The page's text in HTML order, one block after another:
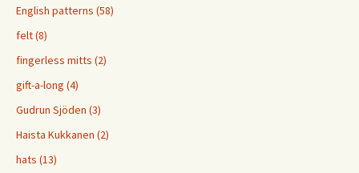
English patterns (58)
felt (8)
fingerless mitts (2)
gift-a-long (4)
Gudrun Sjöden (3)
Haista Kukkanen (2)
hats (13)